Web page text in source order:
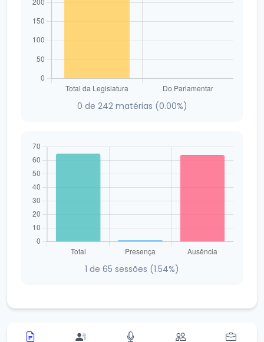
0 de 242 matérias (0.00%)
1 de 65 sessões (1.54%)